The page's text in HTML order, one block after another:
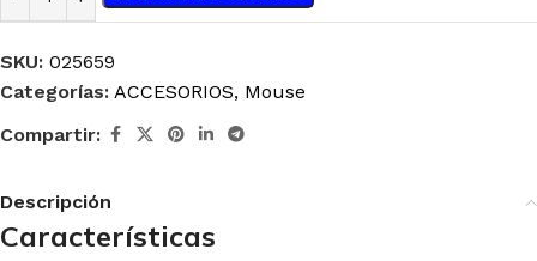
SKU: 025659
Categorías: ACCESORIOS, Mouse
Compartir:
Descripción
Características